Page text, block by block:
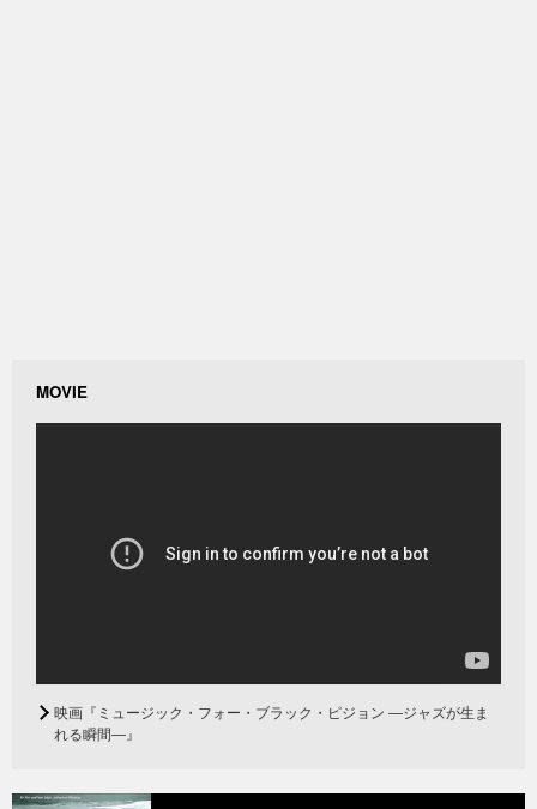
MOVIE
映画『ミュージック・フォー・ブラック・ピジョン ―ジャズが生ま
れる瞬間―』